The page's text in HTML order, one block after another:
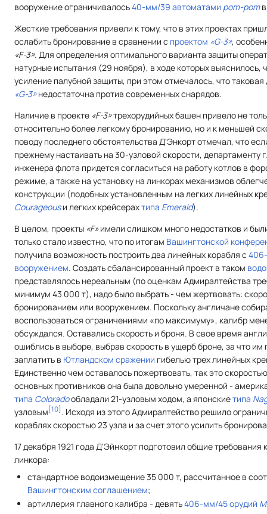
вооружение ограничивалось40-мм/39 автоматами pom-pomв
Жесткие требования привели к тому, что в этих проектах
ослабить бронирование в сравнении с проектом «G-3»,
«F-3». Для определения оптимального варианта защиты
натурные испытания (29 ноября), в ходе которых выяснилось,
усиление палубной защиты, при этом отмечалось, что
«G-3»недостаточна против современных снарядов.
Наличие в проекте «F-3»трехорудийных башен привело не
относительно более легкому бронированию, но и к меньшей
поводу последнего обстоятельства Д'Энкорт отмечал, что
прежнему настаивать на 30-узловой скорости, департаменту
инженера флота придется согласиться на работу котлов в
режиме, а также на установку на линкорах механизмов
конструкции (подобных установленным на легких линейных
Courageousи легких крейсерахтипа Emerald).
В целом, проекты «F»имели слишком много недостатков и
только стало известно, что по итогам Вашингтонской
получила возможность построить два линейных корабля с
вооружением. Создать сбалансированный проект в таком
представлялось нереальным (по оценкам Адмиралтейства
минимум 43 000 т), надо было выбрать - чем жертвовать:
бронированием или вооружением. Поскольку англичане
воспользоваться ограничениями «по максимуму», калибр
обсуждался. Оставались скорость и броня. В свое время
ошиблись в выборе, выбрав скорость в ущерб броне, за что им
заплатить в Ютландском сражении гибелью трех линейных
Единственно чем оставалось пожертвовать, так это
основных противников она была довольно умеренной -
типа Coloradoобладали 21-узловым ходом, а японскиетипа
узловым [10] . Исходя из этого Адмиралтейство решило
кораблях скоростью 23 узла и за счет этого усилить
17 декабря 1921 года Д'Эйнкорт подготовил общие требования
линкора:
стандартное водоизмещение 35 000 т, рассчитанное в
Вашингтонским соглашением;
артиллерия главного калибра - девять406-мм/45 орудий